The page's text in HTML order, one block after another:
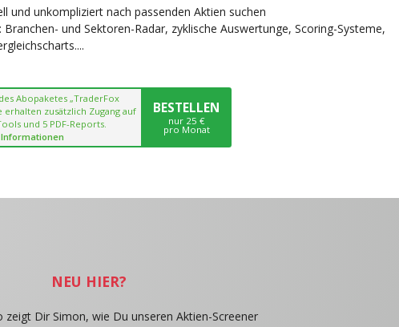
und unkompliziert nach passenden Aktien suchen
und Sektoren-Radar, zyklische Auswertunge, Scoring-Systeme,
Abopaketes „TraderFox
erhalten zusätzlich Zugang auf
und 5 PDF-Reports.
BESTELLEN
nur 25 €
pro Monat
NEU HIER?
zeigt Dir Simon, wie Du unseren Aktien-Screener